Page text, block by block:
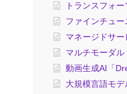
トランスフォー
ファインチュー
マネージドサー
マルチモーダル
動画生成AI「
大規模言語モ